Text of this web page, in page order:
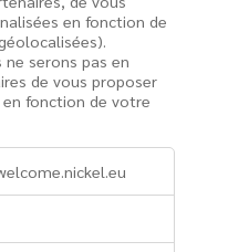
en fonction de
serons pas en
de vous proposer
fonction de votre